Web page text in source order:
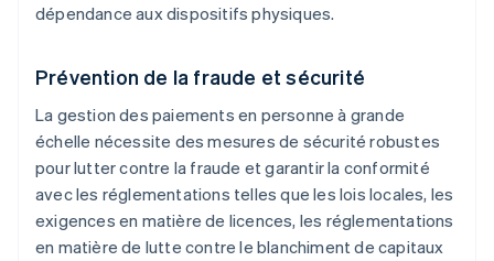
dépendance aux dispositifs physiques.
Prévention de la fraude et sécurité
La gestion des paiements en personne à grande
échelle nécessite des mesures de sécurité robustes
pour lutter contre la fraude et garantir la conformité
avec les réglementations telles que les lois locales, les
exigences en matière de licences, les réglementations
en matière de lutte contre le blanchiment de capitaux